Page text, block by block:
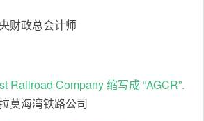
财政总会计师
Railroad Company 缩写成 “AGCR”.
莫海湾铁路公司